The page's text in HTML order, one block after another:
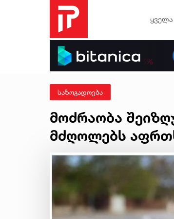
საზოგადოება
მოძრაობა
მძღოლებს